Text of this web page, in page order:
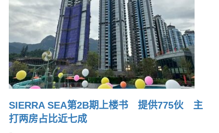
SIERRA SEA第2B期上楼书 提供775伙 主
打两房占比近七成